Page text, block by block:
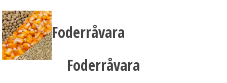
Foderråvara
Foderråvara